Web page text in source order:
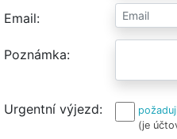
Email
Poznámka
Urgentní výjezd
(je